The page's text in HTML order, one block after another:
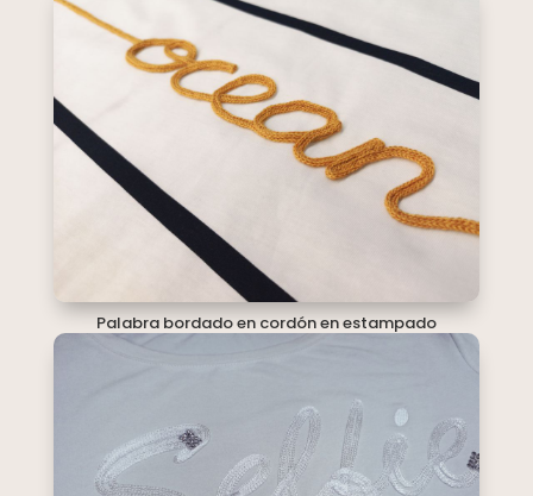
Palabra bordado en cordón en estampado